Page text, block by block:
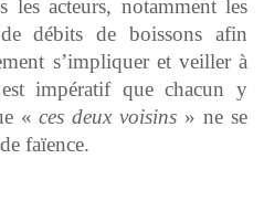
les acteurs, notamment les
débits de boissons afin
s’impliquer et veiller à
impératif que chacun y
«ces deux voisins » ne se
faïence.